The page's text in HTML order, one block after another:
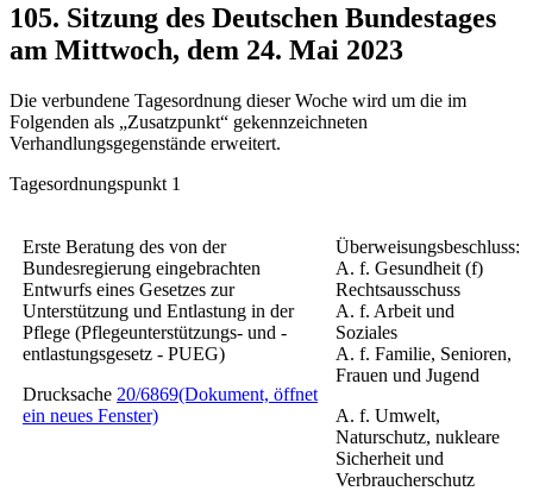
105. Sitzung des Deutschen Bundestages
am Mittwoch, dem 24. Mai 2023
Die verbundene Tagesordnung dieser Woche wird um die im
Folgenden als „Zusatzpunkt“ gekennzeichneten
Verhandlungsgegenstände erweitert.
Tagesordnungspunkt 1
Erste Beratung des von der
Bundesregierung eingebrachten
Entwurfs eines Gesetzes zur
Unterstützung und Entlastung in der
Pflege (Pflegeunterstützungs- und -
entlastungsgesetz - PUEG)
Drucksache 20/6869(Dokument, öffnet
ein neues Fenster)
Überweisungsbeschluss:
A. f. Gesundheit (f)
Rechtsausschuss
A. f. Arbeit und
Soziales
A. f. Familie, Senioren,
Frauen und Jugend
A. f. Umwelt,
Naturschutz, nukleare
Sicherheit und
Verbraucherschutz